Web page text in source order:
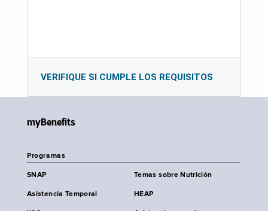
VERIFIQUE SI CUMPLE LOS REQUISITOS
myBenefits
Programas
SNAP Temas sobre Nutrición
Asistencia Temporal HEAP